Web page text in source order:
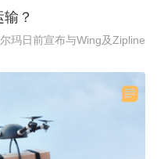
？
玛日前宣布与Wing及Zipline